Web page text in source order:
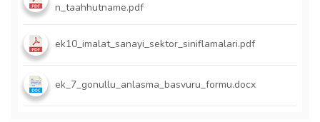
n_taahhutname.pdf
ek10_imalat_sanayi_sektor_siniflamalari.pdf
ek_7_gonullu_anlasma_basvuru_formu.docx